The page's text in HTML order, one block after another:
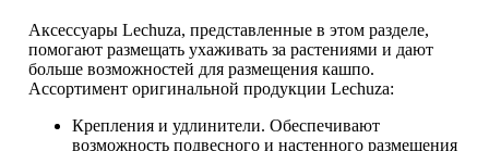
Аксессуары Lechuza, представленные в этом разделе,
помогают размещать ухаживать за растениями и дают
больше возможностей для размещения кашпо.
Ассортимент оригинальной продукции Lechuza:
Крепления и удлинители. Обеспечивают
возможность подвесного и настенного размещения